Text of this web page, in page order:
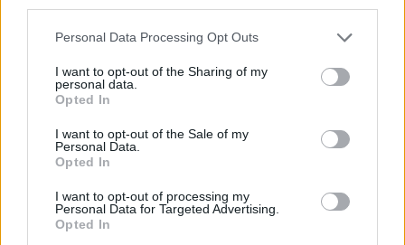
Please note that this website/app uses one or more Google
not limited to your visit or usage behaviour. You may click to
grant or deny consent to Google and its third-party tags to
use your data for below specified purposes in below Google
consent section.
Personal Data Processing Opt Outs
I want to opt-out of the Sharing of my
personal data.
Opted In
I want to opt-out of the Sale of my
Personal Data.
Opted In
I want to opt-out of processing my
Personal Data for Targeted Advertising.
Opted In